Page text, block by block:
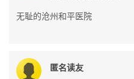
无耻的沧州和平医院
匿名读友